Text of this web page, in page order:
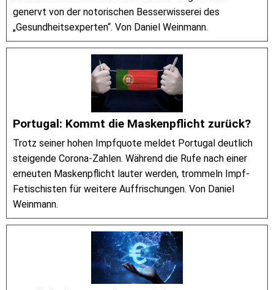
genervt von der notorischen Besserwisserei des
„Gesundheitsexperten“. Von Daniel Weinmann.
Portugal: Kommt die Maskenpflicht zurück?
Trotz seiner hohen Impfquote meldet Portugal deutlich
steigende Corona-Zahlen. Während die Rufe nach einer
erneuten Maskenpflicht lauter werden, trommeln Impf-
Fetischisten für weitere Auffrischungen. Von Daniel
Weinmann.